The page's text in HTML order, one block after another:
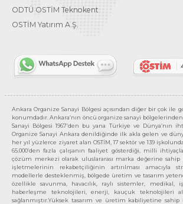
ODTÜ OSTİM Teknokent
OSTİM Yatırım A.Ş.
Ankara Organize Sanayi Bölgesi açısından diğer bir çok ile
konumdadır. Ankara’nın öncü organize sanayi
Sanayi Bölgesi 1967’den bu yana Türkiye ve Dünya’nın
Organize Sanayi Ankara denildiğinde ilk akla gelen ve
her yıl yüzlerce ziyaret alan OSTİM, 17 sektör ve 139
65.000’den fazla çalışanın faaliyet gösterdiği, milli
çözüm merkezi olarak uluslararası marka değerine
işletmelerinin rekabetçiliğinin artırılması amacıyla
modellerle desteklenmiş, bölgede üretim ve tasarım
özellikle savunma, havacılık, raylı sistemler, medikal,
haberleşme teknolojileri, enerji, kauçuk teknolojileri
sağlanmıştır.Yüksek tasarım ve üretim kabiliyetine